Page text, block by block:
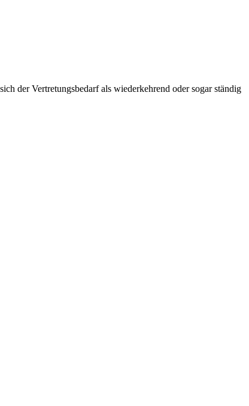
der Vertretungsbedarf als wiederkehrend oder sogar ständig